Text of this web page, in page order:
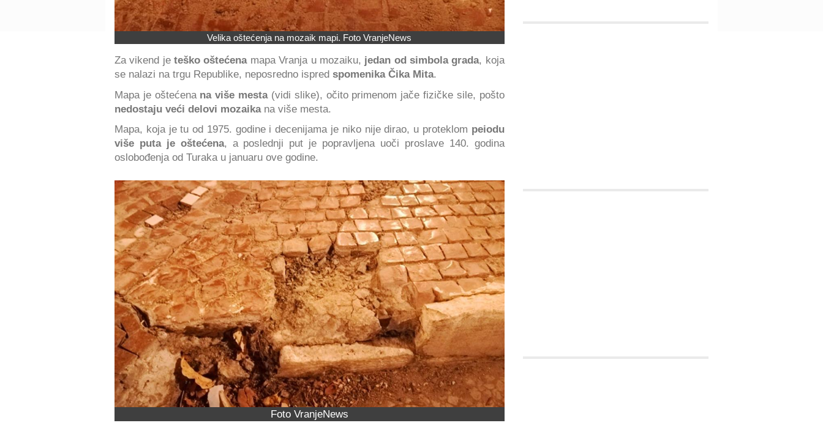
Velika oštećenja na mozaik mapi. Foto VranjeNews
Za vikend jeteško oštećenamapa Vranja u mozaiku, jedan od simbola grada, koja
se nalazi na trgu Republike, neposredno ispred spomenika Čika Mita.
Mapa je oštećena na više mesta(vidi slike), očito primenom jače fizičke sile, pošto
nedostaju veći delovi mozaikana više mesta.
Mapa, koja je tu od 1975. godine i decenijama je niko nije dirao, u proteklom peiodu
više puta je oštećena, a poslednji put je popravljena uoči proslave 140. godina
oslobođenja od Turaka u januaru ove godine.
Foto VranjeNews